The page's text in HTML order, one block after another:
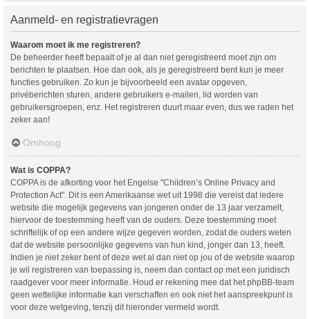
Aanmeld- en registratievragen
Waarom moet ik me registreren?
De beheerder heeft bepaalt of je al dan niet geregistreerd moet zijn om
berichten te plaatsen. Hoe dan ook, als je geregistreerd bent kun je meer
functies gebruiken. Zo kun je bijvoorbeeld een avatar opgeven,
privéberichten sturen, andere gebruikers e-mailen, lid worden van
gebruikersgroepen, enz. Het registreren duurt maar even, dus we raden het
zeker aan!
Omhoog
Wat is COPPA?
COPPA is de afkorting voor het Engelse "Children’s Online Privacy and
Protection Act". Dit is een Amerikaanse wet uit 1998 die vereist dat iedere
website die mogelijk gegevens van jongeren onder de 13 jaar verzamelt,
hiervoor de toestemming heeft van de ouders. Deze toestemming moet
schriftelijk of op een andere wijze gegeven worden, zodat de ouders weten
dat de website persoonlijke gegevens van hun kind, jonger dan 13, heeft.
Indien je niet zeker bent of deze wet al dan niet op jou of de website waarop
je wil registreren van toepassing is, neem dan contact op met een juridisch
raadgever voor meer informatie. Houd er rekening mee dat het phpBB-team
geen wettelijke informatie kan verschaffen en ook niet het aanspreekpunt is
voor deze wetgeving, tenzij dit hieronder vermeld wordt.